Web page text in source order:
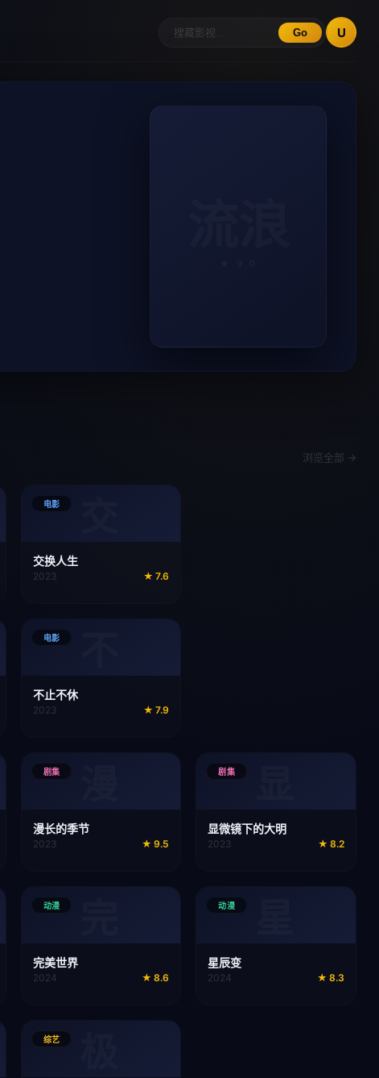
Go U
浏览全部 →
电影
交换人生
2023 ★ 7.6
电影
不止不休
2023 ★ 7.9
剧集
漫长的季节
2023 ★ 9.5
剧集
显微镜下的大明
2023 ★ 8.2
动漫
完美世界
2024 ★ 8.6
动漫
星辰变
2024 ★ 8.3
综艺